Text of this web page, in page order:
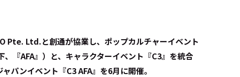
Pte. Ltd.と創通が協業し、ポップカルチャーイベント
『AFA』）と、キャラクターイベント『C3』を統合
パンイベント『C3 AFA』を6月に開催。